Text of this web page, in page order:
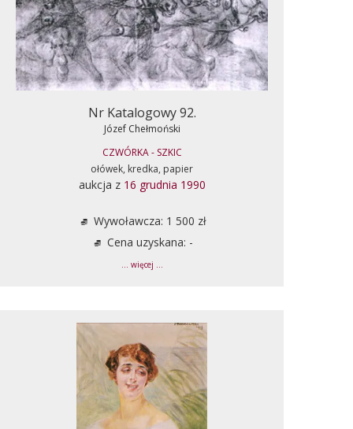
Nr Katalogowy 92.
Józef Chełmoński
CZWÓRKA - SZKIC
ołówek, kredka, papier
aukcja z 16 grudnia 1990
Wywoławcza: 1 500 zł
Cena uzyskana: -
... więcej ...